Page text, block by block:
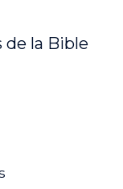
la Bible